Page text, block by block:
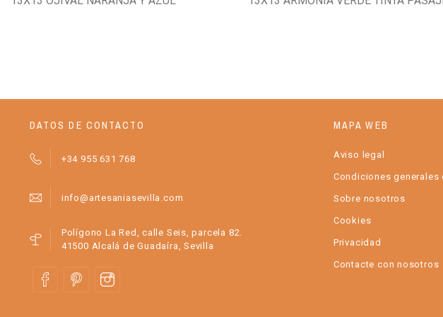
DATOS DE CONTACTO
+34 955 631 768
info@artesaniasevilla.com
Polígono La Red, calle Seis, parcela 82.
41500 Alcalá de Guadaíra, Sevilla
MAPA WEB
Aviso legal
Condiciones generales
Sobre nosotros
Cookies
Privacidad
Contacte con nosotros